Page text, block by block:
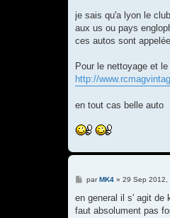
je sais qu'a lyon le
aux us ou pays
ces autos sont
Pour le nettoyage et
http://
en tout cas belle auto
M
s
a
par MK4» 29 Sep 2012,
en general il s' agit de
faut absolument pas